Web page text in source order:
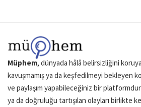
Müphem, dünyada hâlâ belirsizliğini
kavuşmamış ya da keşfedilmeyi bekleyen
ve paylaşım yapabileceğiniz bir
ya da doğruluğu tartışılan olayları birlikte